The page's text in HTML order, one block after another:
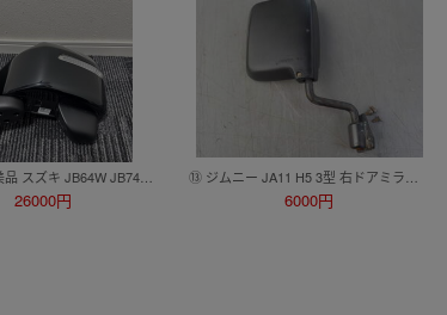
26000円 6000円